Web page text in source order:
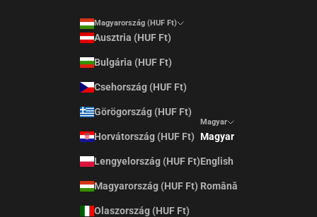
Magyarország (HUF Ft)
Ausztria (HUF Ft)
Bulgária (HUF Ft)
Csehország (HUF Ft)
Görögország (HUF Ft)
Horvátország (HUF Ft)
Lengyelország (HUF Ft)
Magyarország (HUF Ft)
Olaszország (HUF Ft)
Magyar
Magyar
English
Română